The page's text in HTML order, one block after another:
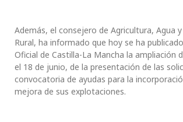
Además, el consejero de Agricultura, Agua
Rural, ha informado que hoy se ha
Oficial de Castilla-La Mancha la ampliación
el 18 de junio, de la presentación de las
convocatoria de ayudas para la
mejora de sus explotaciones.